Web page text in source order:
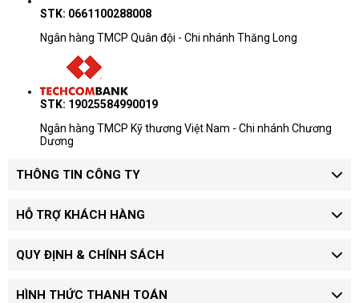
STK: 0661100288008
Ngân hàng TMCP Quân đội - Chi nhánh Thăng Long
STK: 19025584990019
Ngân hàng TMCP Kỹ thương Việt Nam - Chi nhánh Chương
Dương
THÔNG TIN CÔNG TY
HỖ TRỢ KHÁCH HÀNG
QUY ĐỊNH & CHÍNH SÁCH
HÌNH THỨC THANH TOÁN